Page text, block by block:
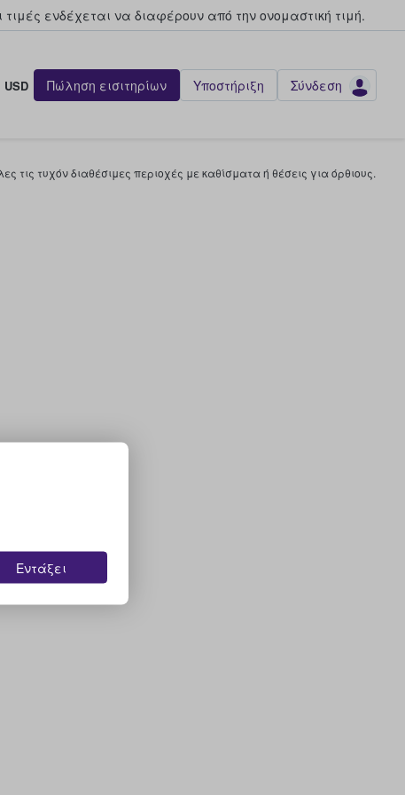
τιμές ενδέχεται να διαφέρουν από την oνομαστική τιμή.
USD Πώληση εισιτηρίων Υποστήριξη Σύνδεση
τις τυχόν διαθέσιμες περιοχές με καθίσματα ή θέσεις για όρθιους.
Εντάξει